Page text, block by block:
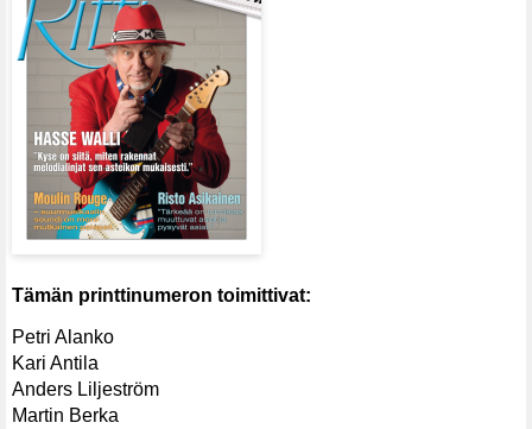
Tämän printtinumeron toimittivat:
Petri Alanko
Kari Antila
Anders Liljeström
Martin Berka